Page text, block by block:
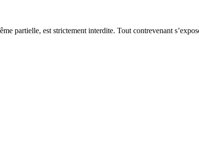
partielle, est strictement interdite. Tout contrevenant